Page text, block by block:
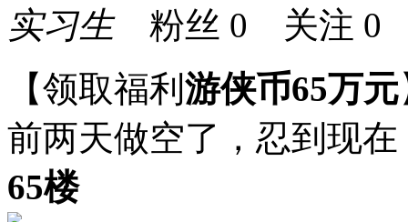
实习生粉丝 0 关注 0
【领取福利 游侠币65万元
前两天做空了，忍到现
65楼